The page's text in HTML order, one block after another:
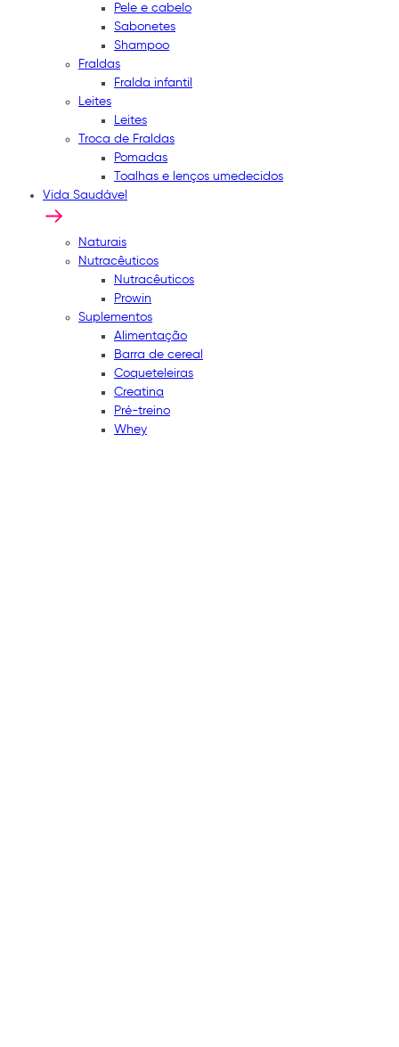
Pele e cabelo
Sabonetes
Shampoo
Fraldas
Fralda infantil
Leites
Leites
Troca de Fraldas
Pomadas
Toalhas e lenços umedecidos
Vida Saudável
Naturais
Nutracêuticos
Nutracêuticos
Prowin
Suplementos
Alimentação
Barra de cereal
Coqueteleiras
Creatina
Pré-treino
Whey